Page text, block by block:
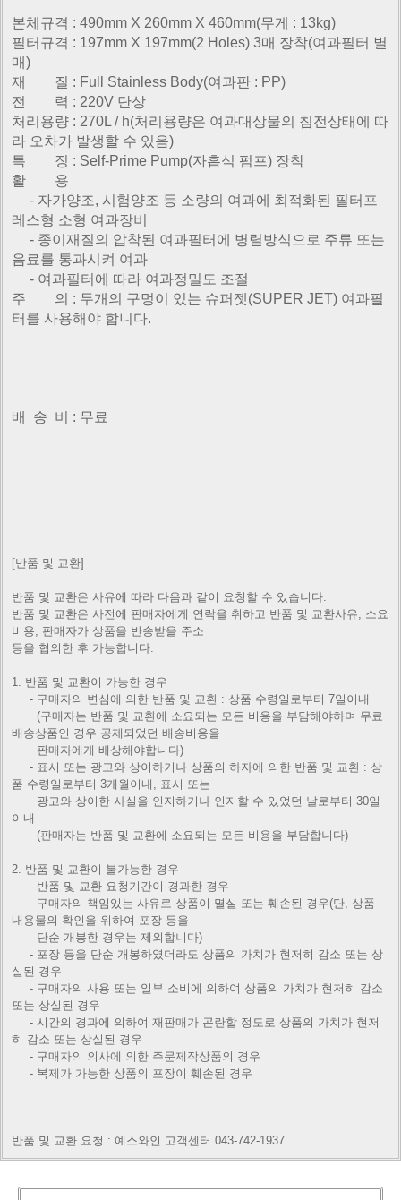
본체규격 : 490mm X 260mm X 460mm(무게 : 13kg)
필터규격 : 197mm X 197mm(2 Holes) 3매 장착(여과필터 별
매)
재 질 : Full Stainless Body(여과판 : PP)
전 력 : 220V 단상
처리용량 : 270L / h(처리용량은 여과대상물의 침전상태에 따
라 오차가 발생할 수 있음)
특 징 : Self-Prime Pump(자흡식 펌프) 장착
활 용
- 자가양조, 시험양조 등 소량의 여과에 최적화된 필터프
레스형 소형 여과장비
- 종이재질의 압착된 여과필터에 병렬방식으로 주류 또는
음료를 통과시켜 여과
- 여과필터에 따라 여과정밀도 조절
주 의 : 두개의 구멍이 있는 슈퍼젯(SUPER JET) 여과필
터를 사용해야 합니다.
배 송 비 : 무료
[반품 및 교환]
반품 및 교환은 사유에 따라 다음과 같이 요청할 수 있습니다.
반품 및 교환은 사전에 판매자에게 연락을 취하고 반품 및 교환사유, 소요
비용, 판매자가 상품을 반송받을 주소
등을 협의한 후 가능합니다.
1. 반품 및 교환이 가능한 경우
- 구매자의 변심에 의한 반품 및 교환 : 상품 수령일로부터 7일이내
(구매자는 반품 및 교환에 소요되는 모든 비용을 부담해야하며 무료
배송상품인 경우 공제되었던 배송비용을
판매자에게 배상해야합니다)
- 표시 또는 광고와 상이하거나 상품의 하자에 의한 반품 및 교환 : 상
품 수령일로부터 3개월이내, 표시 또는
광고와 상이한 사실을 인지하거나 인지할 수 있었던 날로부터 30일
이내
(판매자는 반품 및 교환에 소요되는 모든 비용을 부담합니다)
2. 반품 및 교환이 불가능한 경우
- 반품 및 교환 요청기간이 경과한 경우
- 구매자의 책임있는 사유로 상품이 멸실 또는 훼손된 경우(단, 상품
내용물의 확인을 위하여 포장 등을
단순 개봉한 경우는 제외합니다)
- 포장 등을 단순 개봉하였더라도 상품의 가치가 현저히 감소 또는 상
실된 경우
- 구매자의 사용 또는 일부 소비에 의하여 상품의 가치가 현저히 감소
또는 상실된 경우
- 시간의 경과에 의하여 재판매가 곤란할 정도로 상품의 가치가 현저
히 감소 또는 상실된 경우
- 구매자의 의사에 의한 주문제작상품의 경우
- 복제가 가능한 상품의 포장이 훼손된 경우
반품 및 교환 요청 : 예스와인 고객센터 043-742-1937